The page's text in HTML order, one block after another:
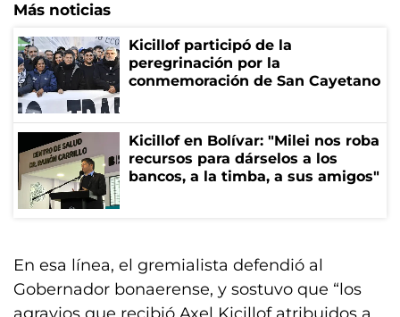
Más noticias
Kicillof participó de la
peregrinación por la
conmemoración de San Cayetano
Kicillof en Bolívar: "Milei nos roba
recursos para dárselos a los
bancos, a la timba, a sus amigos"
En esa línea, el gremialista defendió al
Gobernador bonaerense, y sostuvo que “los